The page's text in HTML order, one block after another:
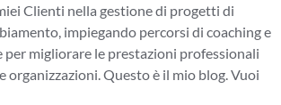
Clienti nella gestione di progetti di
impiegando percorsi di coaching e
per migliorare le prestazioni professionali
organizzazioni. Questo è il mio blog. Vuoi